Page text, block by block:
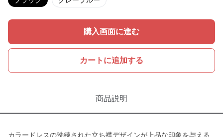
購入画面に進む
カートに追加する
商品説明
カラードレスの洗練された立ち襟デザインが上品な印象を与える